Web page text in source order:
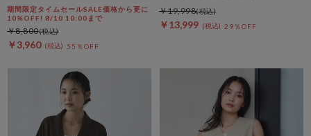
期間限定タイムセールSALE価格から更に
10%OFF! 8/10 10:00まで
￥3,960 55％OFF
￥8,800
￥13,999 29％OFF
￥19,998